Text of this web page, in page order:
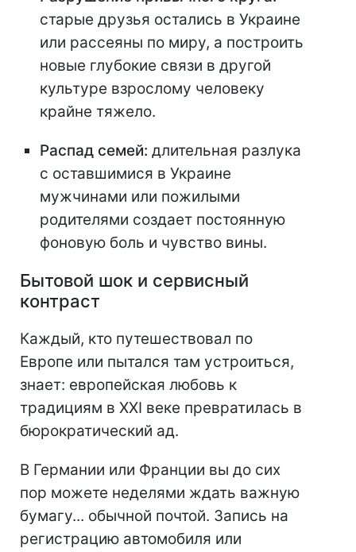
старые друзья остались в Украине
или рассеяны по миру, а построить
новые глубокие связи в другой
культуре взрослому человеку
крайне тяжело.
Распад семей: длительная разлука
с оставшимися в Украине
мужчинами или пожилыми
родителями создает постоянную
фоновую боль и чувство вины.
Бытовой шок и сервисный
контраст
Каждый, кто путешествовал по
Европе или пытался там устроиться,
знает: европейская любовь к
традициям в XXI веке превратилась в
бюрократический ад.
В Германии или Франции вы до сих
пор можете неделями ждать важную
бумагу... обычной почтой. Запись на
регистрацию автомобиля или